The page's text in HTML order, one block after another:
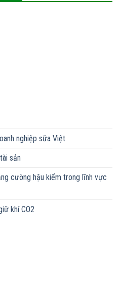
nghiệp sữa Việt
sản
cường hậu kiểm trong lĩnh vực
khí CO2